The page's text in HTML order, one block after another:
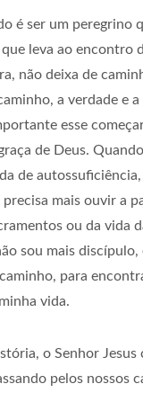
é ser um peregrino
leva ao encontro
não deixa de
a verdade e
esse
de Deus.
de
mais ouvir a
ou da vida
sou mais
para
vida.
o Senhor
pelos nossos